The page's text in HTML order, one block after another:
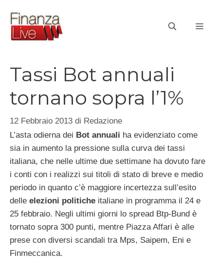
contenuto
Tassi Bot annuali
tornano sopra l’1%
12 Febbraio 2013 di Redazione
L’asta odierna dei Bot annuali ha evidenziato come
sia in aumento la pressione sulla curva dei tassi
italiana, che nelle ultime due settimane ha dovuto fare
i conti con i realizzi sui titoli di stato di breve e medio
periodo in quanto c’è maggiore incertezza sull’esito
delle elezioni politiche italiane in programma il 24 e
25 febbraio. Negli ultimi giorni lo spread Btp-Bund è
tornato sopra 300 punti, mentre Piazza Affari è alle
prese con diversi scandali tra Mps, Saipem, Eni e
Finmeccanica.